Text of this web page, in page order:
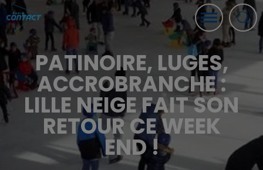
PATINOIRE, LUGES,
ACCROBRANCHE :
LILLE NEIGE FAIT SON
RETOUR CE WEEK
END !